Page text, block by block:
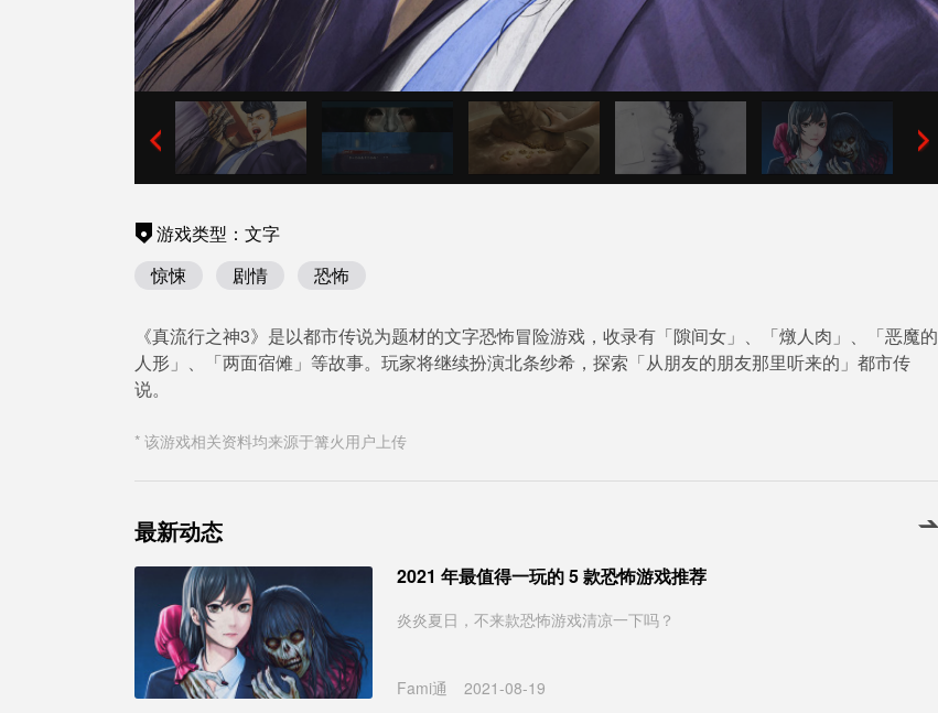
游戏类型：文字
惊悚
剧情 恐怖
《真流行之神3》是以都市传说为题材的文字恐怖冒险游戏，收录有「隙间女」、「燉人肉」、「恶魔的
人形」、「两面宿傩」等故事。玩家将继续扮演北条纱希，探索「从朋友的朋友那里听来的」都市传
说。
* 该游戏相关资料均来源于篝火用户上传
最新动态
2021 年最值得一玩的 5 款恐怖游戏推荐
炎炎夏日，不来款恐怖游戏清凉一下吗？
Fami通 2021-08-19